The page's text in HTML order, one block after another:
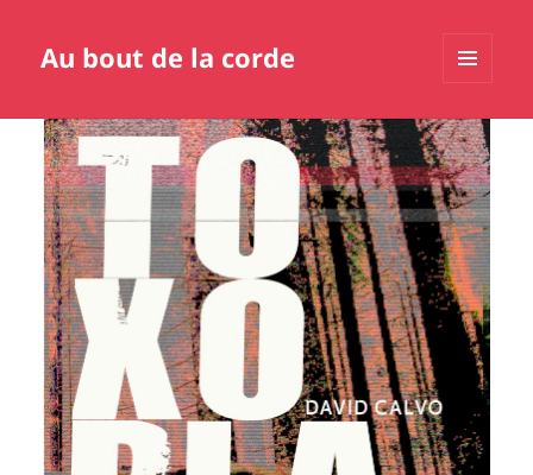
Au bout de la corde
WIDGETS